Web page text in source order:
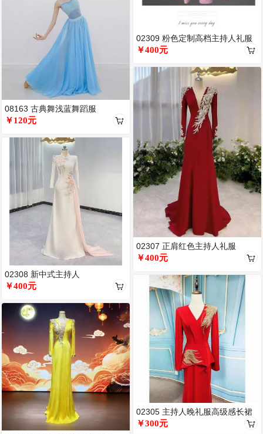
08163 古典舞浅蓝舞蹈服
￥120元
02308 新中式主持人
￥400元
02309 粉色定制高档主持人礼服
￥400元
02307 正肩红色主持人礼服
￥400元
02305 主持人晚礼服高级感长裙
￥300元